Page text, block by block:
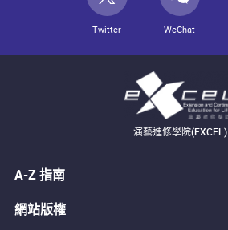
* 編曲：萩森英明
# 編曲：牛牛
+ 與香港法國國際學校學生共同表演
Twitter WeChat
演藝進修學院(EXCEL)
A-Z 指南
網站版權